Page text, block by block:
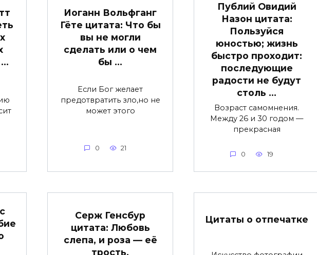
…
Иоганн Вольфганг
Гёте цитата: Что бы
вы не могли
сделать или о чем
бы …
Если Бог желает
предотвратить зло,но не
может этого
0 21
Публий Овидий
Назон цитата:
Пользуйся
юностью; жизнь
быстро проходит:
последующие
радости не будут
столь …
Возраст самомнения.
Между 26 и 30 годом —
прекрасная
0 19
Серж Генсбур
цитата: Любовь
слепа, и роза — её
трость.
Цитаты о отпечатке